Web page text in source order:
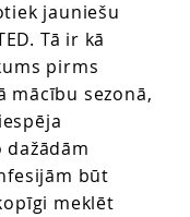
jauniešu
Tā ir kā
pirms
mācību sezonā,
būt
meklēt